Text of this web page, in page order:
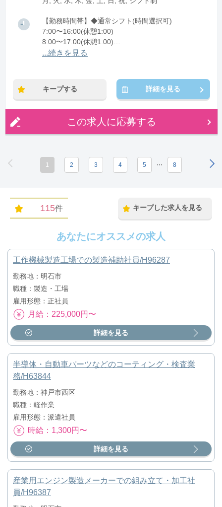
【勤務時間帯】◆通常シフト(時間選択可)
7:00〜16:00(休憩1:00)
8:00〜17:00(休憩1:00)
12:00〜21:00(休憩1:00)
...続きを見る
キープする 詳細を見る
この求人に応募する
1 2 3 4 5 ... 8
115件 キープした求人を見る
あなたにオススメの求人
工作機械製造工場での製造補助社員/H96287
勤務地：明石市
職種：製造・工場
雇用形態：正社員
月給：225,000円〜
詳細を見る
半導体・自動車パーツなどのコーティング・検査業
務/H63844
勤務地：神戸市西区
職種：軽作業
雇用形態：派遣社員
時給：1,300円〜
詳細を見る
産業用エンジン製造メーカーでの組み立て・加工社
員/H96387